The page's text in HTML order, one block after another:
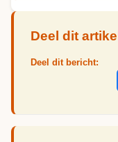
Deel dit artikel
Deel dit bericht: